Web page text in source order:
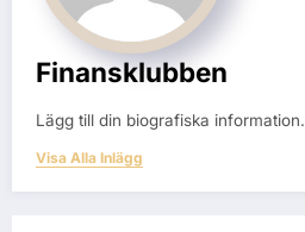
Finansklubben
Lägg till din biografiska information.
Visa Alla Inlägg